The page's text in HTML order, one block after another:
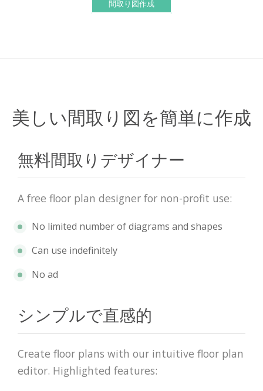
間取り図作成
美しい間取り図を簡単に作成
無料間取りデザイナー
A free floor plan designer for non-profit use:
No limited number of diagrams and shapes
Can use indefinitely
No ad
シンプルで直感的
Create floor plans with our intuitive floor plan
editor. Highlighted features: